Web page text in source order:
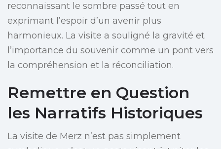
reconnaissant le sombre passé tout en
exprimant l’espoir d’un avenir plus
harmonieux. La visite a souligné la gravité et
l’importance du souvenir comme un pont vers
la compréhension et la réconciliation.
Remettre en Question
les Narratifs Historiques
La visite de Merz n’est pas simplement